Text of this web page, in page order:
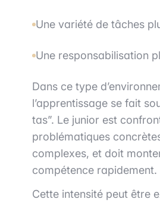
Une variété de tâches
Une responsabilisation
Dans ce type
l’apprentissage se fait
tas”. Le junior est
problématiques
complexes, et doit
compétence rapidement.
Cette intensité peut être